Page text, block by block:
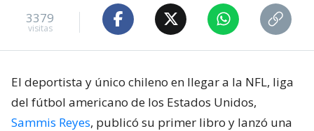
3379
visitas
El deportista y único chileno en llegar a la NFL, liga
del fútbol americano de los Estados Unidos,
Sammis Reyes, publicó su primer libro y lanzó una